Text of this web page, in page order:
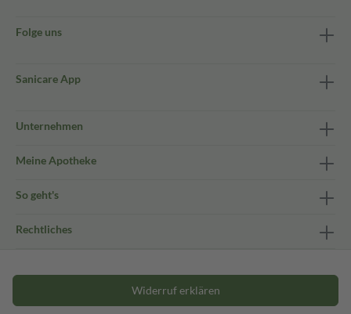
Folge uns
Sanicare App
Unternehmen
Meine Apotheke
So geht's
Rechtliches
Widerruf erklären